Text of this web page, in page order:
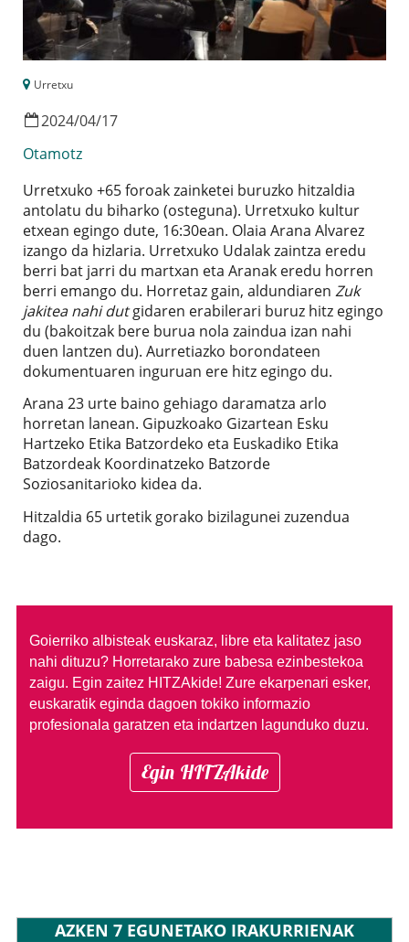
Urretxu
2024/04/17
Otamotz
Urretxuko +65 foroak zainketei buruzko hitzaldia
antolatu du biharko (osteguna). Urretxuko kultur
etxean egingo dute, 16:30ean. Olaia Arana Alvarez
izango da hizlaria. Urretxuko Udalak zaintza eredu
berri bat jarri du martxan eta Aranak eredu horren
berri emango du. Horretaz gain, aldundiaren Zuk
jakitea nahi dutgidaren erabilerari buruz hitz egingo
du (bakoitzak bere burua nola zaindua izan nahi
duen lantzen du). Aurretiazko borondateen
dokumentuaren inguruan ere hitz egingo du.
Arana 23 urte baino gehiago daramatza arlo
horretan lanean. Gipuzkoako Gizartean Esku
Hartzeko Etika Batzordeko eta Euskadiko Etika
Batzordeak Koordinatzeko Batzorde
Soziosanitarioko kidea da.
Hitzaldia 65 urtetik gorako bizilagunei zuzendua
dago.
Goierriko albisteak euskaraz, libre eta kalitatez jaso
nahi dituzu? Horretarako zure babesa ezinbestekoa
zaigu. Egin zaitez HITZAkide! Zure ekarpenari esker,
euskaratik eginda dagoen tokiko informazio
profesionala garatzen eta indartzen lagunduko duzu.
Egin HITZAkide
AZKEN 7 EGUNETAKO IRAKURRIENAK